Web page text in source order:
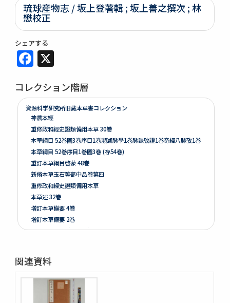
琉球産物志 / 坂上登著輯 ; 坂上善之撰次 ; 林
懋校正
シェアする
Facebook
コレクション階層
資源科学研究所旧蔵本草書コレクション
神農本經
重修政和經史證類備用本草 30巻
本草綱目 52巻圖3巻序目1巻瀕湖脉學1巻脉訣攷證1巻竒經八脉攷1巻
本草綱目 52巻序目1巻圖3巻 (存54巻)
重訂本草綱目啓蒙 48巻
新脩本草玉石等部中品卷第四
重修政和經史證類備用本草
本草述 32巻
増訂本草備要 4巻
増訂本草備要 2巻
本草彙言 20巻 (存15巻)
昆蟲草木略 2巻
爾雅註疏 11巻
格致鏡原 100巻
類林新咏 36巻
関連資料